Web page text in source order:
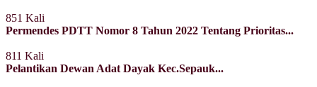
851 Kali
Permendes PDTT Nomor 8 Tahun 2022 Tentang Prioritas...
811 Kali
Pelantikan Dewan Adat Dayak Kec.Sepauk...